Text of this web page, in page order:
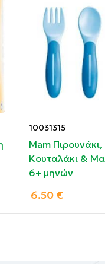
10031315
Mam Πιρουνάκι,
Κουταλάκι &
6+ μηνών
6.50 €